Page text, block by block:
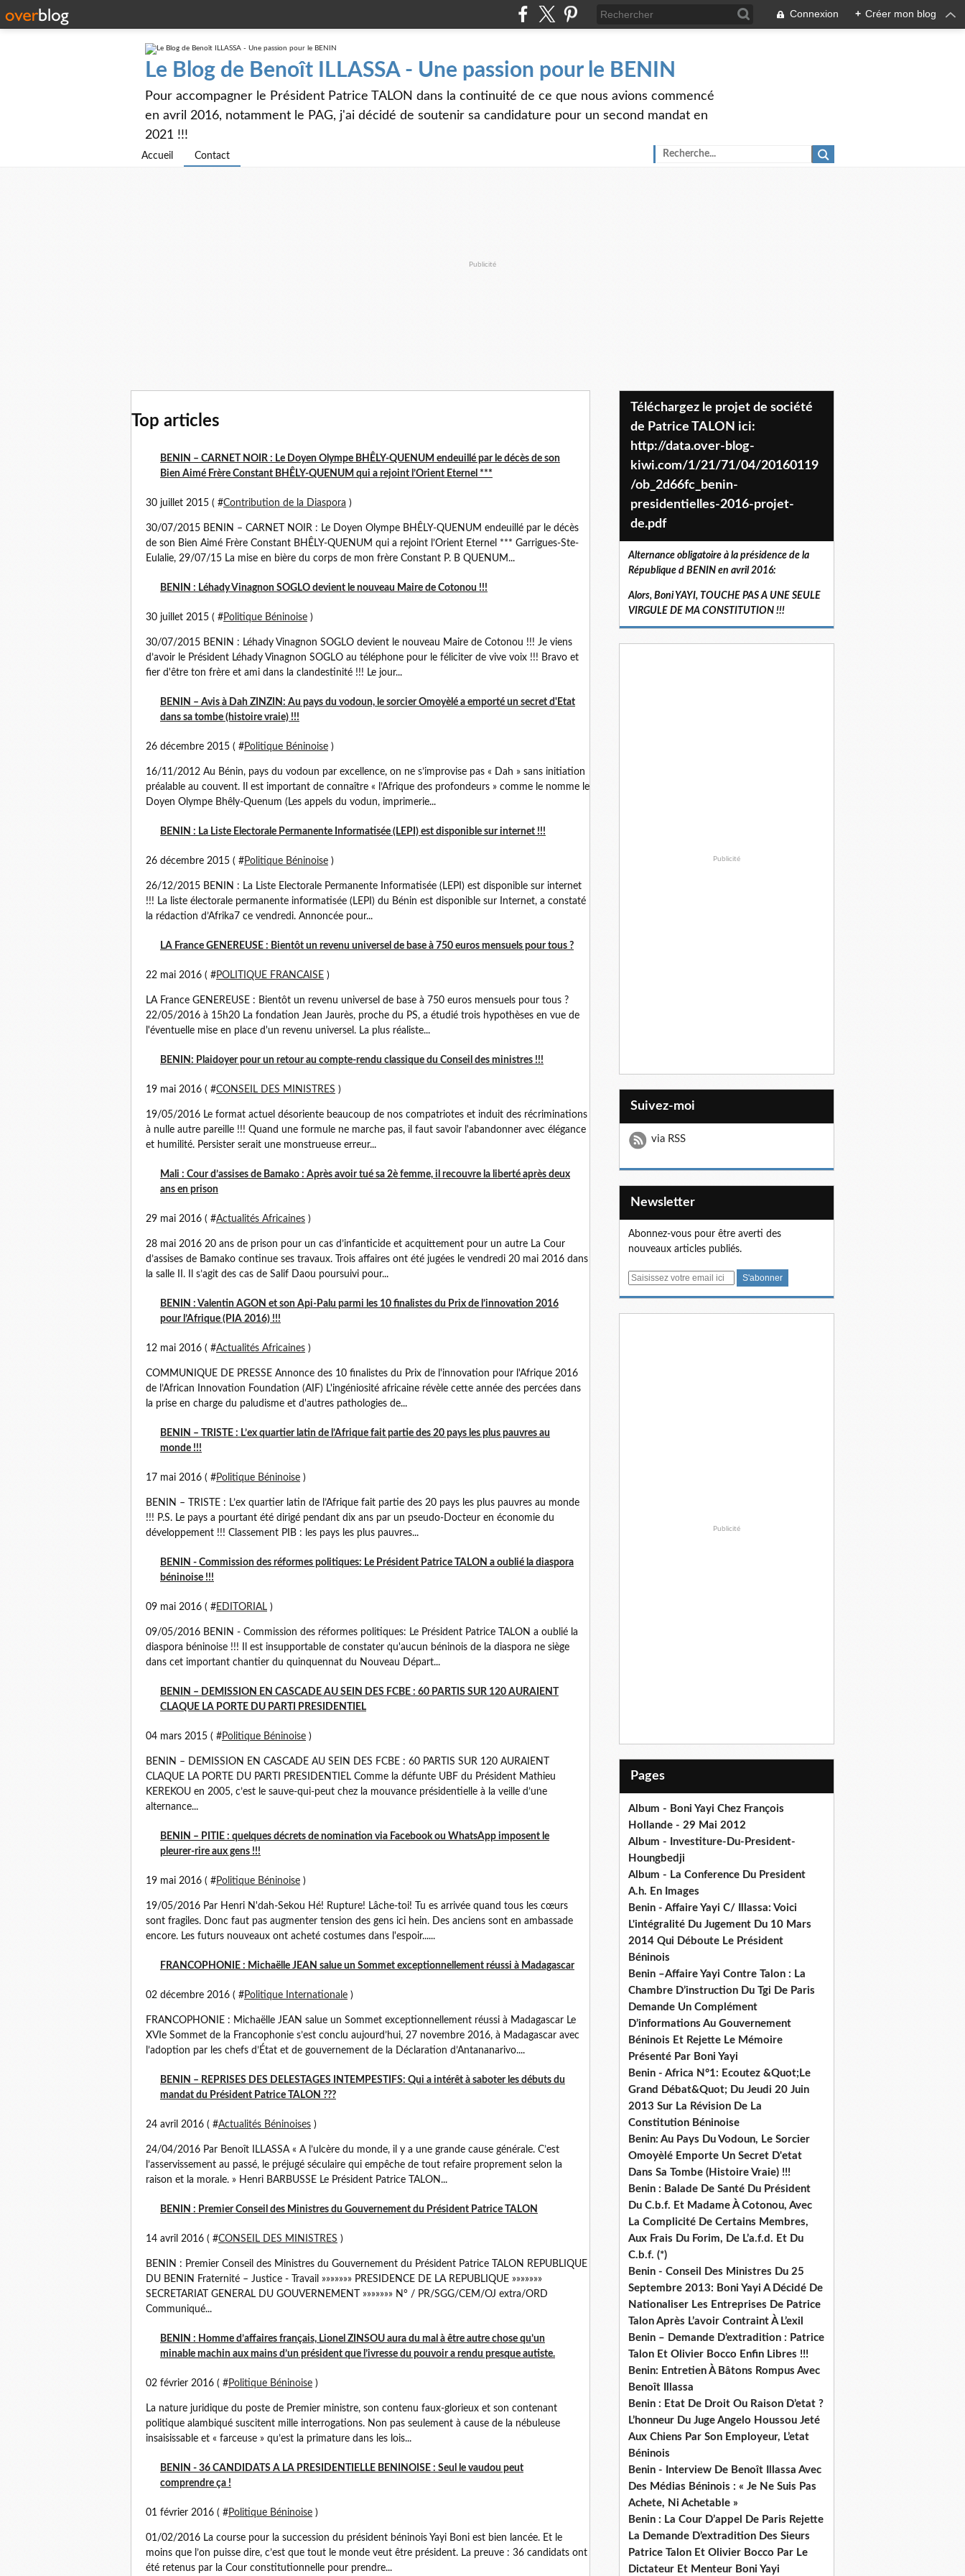
Connexion + Créer mon blog
Le Blog de Benoît ILLASSA - Une passion pour le BENIN
Pour accompagner le Président Patrice TALON dans la continuité de ce que nous avions commencé
en avril 2016, notamment le PAG, j'ai décidé de soutenir sa candidature pour un second mandat en
2021 !!!
Accueil Contact
Publicité
Top articles
BENIN – CARNET NOIR : Le Doyen Olympe BHÊLY-QUENUM endeuillé par le décès de son
Bien Aimé Frère Constant BHÊLY-QUENUM qui a rejoint l’Orient Eternel ***
30 juillet 2015 ( #Contribution de la Diaspora )
30/07/2015 BENIN – CARNET NOIR : Le Doyen Olympe BHÊLY-QUENUM endeuillé par le décès
de son Bien Aimé Frère Constant BHÊLY-QUENUM qui a rejoint l’Orient Eternel *** Garrigues-Ste-
Eulalie, 29/07/15 La mise en bière du corps de mon frère Constant P. B QUENUM...
BENIN : Léhady Vinagnon SOGLO devient le nouveau Maire de Cotonou !!!
30 juillet 2015 ( #Politique Béninoise )
30/07/2015 BENIN : Léhady Vinagnon SOGLO devient le nouveau Maire de Cotonou !!! Je viens
d’avoir le Président Léhady Vinagnon SOGLO au téléphone pour le féliciter de vive voix !!! Bravo et
fier d'être ton frère et ami dans la clandestinité !!! Le jour...
BENIN – Avis à Dah ZINZIN: Au pays du vodoun, le sorcier Omoyèlé a emporté un secret d'Etat
dans sa tombe (histoire vraie) !!!
26 décembre 2015 ( #Politique Béninoise )
16/11/2012 Au Bénin, pays du vodoun par excellence, on ne s’improvise pas « Dah » sans initiation
préalable au couvent. Il est important de connaître « l’Afrique des profondeurs » comme le nomme le
Doyen Olympe Bhêly-Quenum (Les appels du vodun, imprimerie...
BENIN : La Liste Electorale Permanente Informatisée (LEPI) est disponible sur internet !!!
26 décembre 2015 ( #Politique Béninoise )
26/12/2015 BENIN : La Liste Electorale Permanente Informatisée (LEPI) est disponible sur internet
!!! La liste électorale permanente informatisée (LEPI) du Bénin est disponible sur Internet, a constaté
la rédaction d’Afrika7 ce vendredi. Annoncée pour...
LA France GENEREUSE : Bientôt un revenu universel de base à 750 euros mensuels pour tous ?
22 mai 2016 ( #POLITIQUE FRANCAISE )
LA France GENEREUSE : Bientôt un revenu universel de base à 750 euros mensuels pour tous ?
22/05/2016 à 15h20 La fondation Jean Jaurès, proche du PS, a étudié trois hypothèses en vue de
l'éventuelle mise en place d'un revenu universel. La plus réaliste...
BENIN: Plaidoyer pour un retour au compte-rendu classique du Conseil des ministres !!!
19 mai 2016 ( #CONSEIL DES MINISTRES )
19/05/2016 Le format actuel désoriente beaucoup de nos compatriotes et induit des récriminations
à nulle autre pareille !!! Quand une formule ne marche pas, il faut savoir l'abandonner avec élégance
et humilité. Persister serait une monstrueuse erreur...
Mali : Cour d’assises de Bamako : Après avoir tué sa 2è femme, il recouvre la liberté après deux
ans en prison
29 mai 2016 ( #Actualités Africaines )
28 mai 2016 20 ans de prison pour un cas d’infanticide et acquittement pour un autre La Cour
d’assises de Bamako continue ses travaux. Trois affaires ont été jugées le vendredi 20 mai 2016 dans
la salle II. Il s’agit des cas de Salif Daou poursuivi pour...
BENIN : Valentin AGON et son Api-Palu parmi les 10 finalistes du Prix de l’innovation 2016
pour l’Afrique (PIA 2016) !!!
12 mai 2016 ( #Actualités Africaines )
COMMUNIQUE DE PRESSE Annonce des 10 finalistes du Prix de l'innovation pour l'Afrique 2016
de l’African Innovation Foundation (AIF) L'ingéniosité africaine révèle cette année des percées dans
la prise en charge du paludisme et d'autres pathologies de...
BENIN – TRISTE : L’ex quartier latin de l’Afrique fait partie des 20 pays les plus pauvres au
monde !!!
17 mai 2016 ( #Politique Béninoise )
BENIN – TRISTE : L’ex quartier latin de l’Afrique fait partie des 20 pays les plus pauvres au monde
!!! P.S. Le pays a pourtant été dirigé pendant dix ans par un pseudo-Docteur en économie du
développement !!! Classement PIB : les pays les plus pauvres...
BENIN - Commission des réformes politiques: Le Président Patrice TALON a oublié la diaspora
béninoise !!!
09 mai 2016 ( #EDITORIAL )
09/05/2016 BENIN - Commission des réformes politiques: Le Président Patrice TALON a oublié la
diaspora béninoise !!! Il est insupportable de constater qu'aucun béninois de la diaspora ne siège
dans cet important chantier du quinquennat du Nouveau Départ...
BENIN – DEMISSION EN CASCADE AU SEIN DES FCBE : 60 PARTIS SUR 120 AURAIENT
CLAQUE LA PORTE DU PARTI PRESIDENTIEL
04 mars 2015 ( #Politique Béninoise )
BENIN – DEMISSION EN CASCADE AU SEIN DES FCBE : 60 PARTIS SUR 120 AURAIENT
CLAQUE LA PORTE DU PARTI PRESIDENTIEL Comme la défunte UBF du Président Mathieu
KEREKOU en 2005, c’est le sauve-qui-peut chez la mouvance présidentielle à la veille d’une
alternance...
BENIN – PITIE : quelques décrets de nomination via Facebook ou WhatsApp imposent le
pleurer-rire aux gens !!!
19 mai 2016 ( #Politique Béninoise )
19/05/2016 Par Henri N'dah-Sekou Hé! Rupture! Lâche-toi! Tu es arrivée quand tous les cœurs
sont fragiles. Donc faut pas augmenter tension des gens ici hein. Des anciens sont en ambassade
encore. Les futurs nouveaux ont acheté costumes dans l'espoir......
FRANCOPHONIE : Michaëlle JEAN salue un Sommet exceptionnellement réussi à Madagascar
02 décembre 2016 ( #Politique Internationale )
FRANCOPHONIE : Michaëlle JEAN salue un Sommet exceptionnellement réussi à Madagascar Le
XVIe Sommet de la Francophonie s’est conclu aujourd’hui, 27 novembre 2016, à Madagascar avec
l’adoption par les chefs d’État et de gouvernement de la Déclaration d’Antananarivo....
BENIN – REPRISES DES DELESTAGES INTEMPESTIFS: Qui a intérêt à saboter les débuts du
mandat du Président Patrice TALON ???
24 avril 2016 ( #Actualités Béninoises )
24/04/2016 Par Benoît ILLASSA « A l’ulcère du monde, il y a une grande cause générale. C’est
l’asservissement au passé, le préjugé séculaire qui empêche de tout refaire proprement selon la
raison et la morale. » Henri BARBUSSE Le Président Patrice TALON...
BENIN : Premier Conseil des Ministres du Gouvernement du Président Patrice TALON
14 avril 2016 ( #CONSEIL DES MINISTRES )
BENIN : Premier Conseil des Ministres du Gouvernement du Président Patrice TALON REPUBLIQUE
DU BENIN Fraternité – Justice - Travail »»»»»»» PRESIDENCE DE LA REPUBLIQUE »»»»»»»
SECRETARIAT GENERAL DU GOUVERNEMENT »»»»»»» N° / PR/SGG/CEM/OJ extra/ORD
Communiqué...
BENIN : Homme d’affaires français, Lionel ZINSOU aura du mal à être autre chose qu’un
minable machin aux mains d’un président que l’ivresse du pouvoir a rendu presque autiste.
02 février 2016 ( #Politique Béninoise )
La nature juridique du poste de Premier ministre, son contenu faux-glorieux et son contenant
politique alambiqué suscitent mille interrogations. Non pas seulement à cause de la nébuleuse
insaisissable et « farceuse » qu’est la primature dans les lois...
BENIN - 36 CANDIDATS A LA PRESIDENTIELLE BENINOISE : Seul le vaudou peut
comprendre ça !
01 février 2016 ( #Politique Béninoise )
01/02/2016 La course pour la succession du président béninois Yayi Boni est bien lancée. Et le
moins que l’on puisse dire, c’est que tout le monde veut être président. La preuve : 36 candidats ont
été retenus par la Cour constitutionnelle pour prendre...
Téléchargez le projet de société
de Patrice TALON ici:
http://data.over-blog-
kiwi.com/1/21/71/04/20160119
/ob_2d66fc_benin-
presidentielles-2016-projet-
de.pdf
Alternance obligatoire à la présidence de la
République d BENIN en avril 2016:
Alors, Boni YAYI, TOUCHE PAS A UNE SEULE
VIRGULE DE MA CONSTITUTION !!!
Publicité
Suivez-moi
via RSS
Newsletter
Abonnez-vous pour être averti des
nouveaux articles publiés.
E
Publicité
Pages
Album - Boni Yayi Chez François
Hollande - 29 Mai 2012
Album - Investiture-Du-President-
Houngbedji
Album - La Conference Du President
A.h. En Images
Benin - Affaire Yayi C/ Illassa: Voici
L'intégralité Du Jugement Du 10 Mars
2014 Qui Déboute Le Président
Béninois
Benin –Affaire Yayi Contre Talon : La
Chambre D’instruction Du Tgi De Paris
Demande Un Complément
D’informations Au Gouvernement
Béninois Et Rejette Le Mémoire
Présenté Par Boni Yayi
Benin - Africa N°1: Ecoutez &Quot;Le
Grand Débat&Quot; Du Jeudi 20 Juin
2013 Sur La Révision De La
Constitution Béninoise
Benin: Au Pays Du Vodoun, Le Sorcier
Omoyèlé Emporte Un Secret D'etat
Dans Sa Tombe (Histoire Vraie) !!!
Benin : Balade De Santé Du Président
Du C.b.f. Et Madame À Cotonou, Avec
La Complicité De Certains Membres,
Aux Frais Du Forim, De L’a.f.d. Et Du
C.b.f. (*)
Benin - Conseil Des Ministres Du 25
Septembre 2013: Boni Yayi A Décidé De
Nationaliser Les Entreprises De Patrice
Talon Après L’avoir Contraint À L’exil
Benin – Demande D’extradition : Patrice
Talon Et Olivier Bocco Enfin Libres !!!
Benin: Entretien À Bâtons Rompus Avec
Benoît Illassa
Benin : Etat De Droit Ou Raison D’etat ?
L’honneur Du Juge Angelo Houssou Jeté
Aux Chiens Par Son Employeur, L’etat
Béninois
Benin - Interview De Benoît Illassa Avec
Des Médias Béninois : « Je Ne Suis Pas
Achete, Ni Achetable »
Benin : La Cour D’appel De Paris Rejette
La Demande D’extradition Des Sieurs
Patrice Talon Et Olivier Bocco Par Le
Dictateur Et Menteur Boni Yayi